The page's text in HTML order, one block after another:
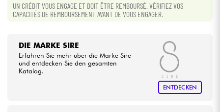
UN CRÉDIT VOUS ENGAGE ET DOIT ÊTRE REMBOURSÉ. VÉRIFIEZ VOS
CAPACITÉS DE REMBOURSEMENT AVANT DE VOUS ENGAGER.
DIE MARKE SIRE
Erfahren Sie mehr über die Marke Sire
und entdecken Sie den gesamten
Katalog.
ENTDECKEN